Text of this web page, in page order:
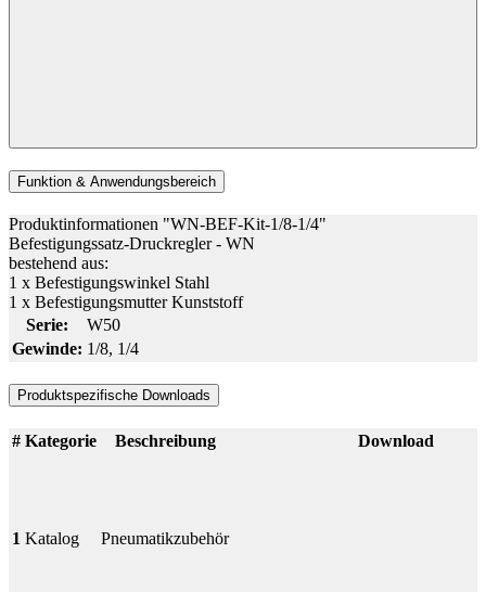
Funktion & Anwendungsbereich
Produktinformationen "WN-BEF-Kit-1/8-1/4"
Befestigungssatz-Druckregler - WN
bestehend aus:
1 x Befestigungswinkel Stahl
1 x Befestigungsmutter Kunststoff
Serie:
W50
Gewinde: 1/8, 1/4
Produktspezifische Downloads
# Kategorie Beschreibung Download
1 Katalog Pneumatikzubehör